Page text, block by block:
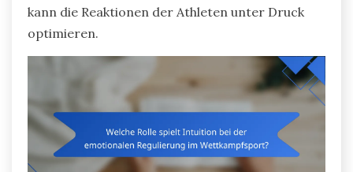
kann die Reaktionen der Athleten unter Druck
optimieren.